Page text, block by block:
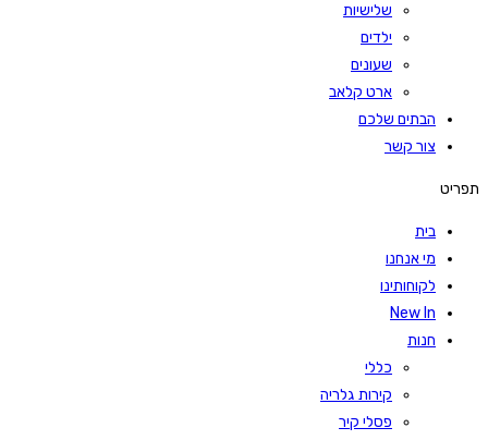
שלישיות
ילדים
שעונים
ארט קלאב
הבתים שלכם
צור קשר
תפריט
בית
מי אנחנו
לקוחותינו
New In
חנות
כללי
קירות גלריה
פסלי קיר